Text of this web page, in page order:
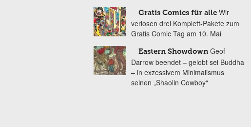
Gratis Comics für alle Wir
verlosen drei Komplett-Pakete zum
Gratis Comic Tag am 10. Mai
Eastern Showdown Geof
Darrow beendet – gelobt sei Buddha
– in exzessivem Minimalismus
seinen „Shaolin Cowboy“